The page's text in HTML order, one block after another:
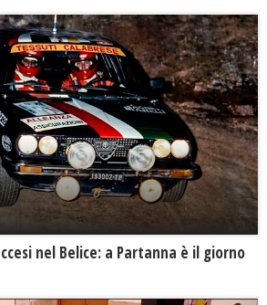
nel Belice: a Partanna è il giorno